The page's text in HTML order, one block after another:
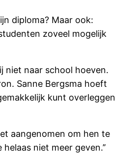
diploma? Maar ook:
zoveel mogelijk
niet naar school hoeven.
Sanne Bergsma hoeft
kunt overleggen
aangenomen om hen te
niet meer geven.’’